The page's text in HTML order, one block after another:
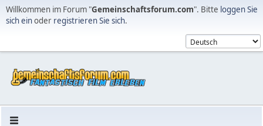
Willkommen im Forum "Gemeinschaftsforum.com". Bitte loggen Sie
sich einoder registrieren Sie sich.